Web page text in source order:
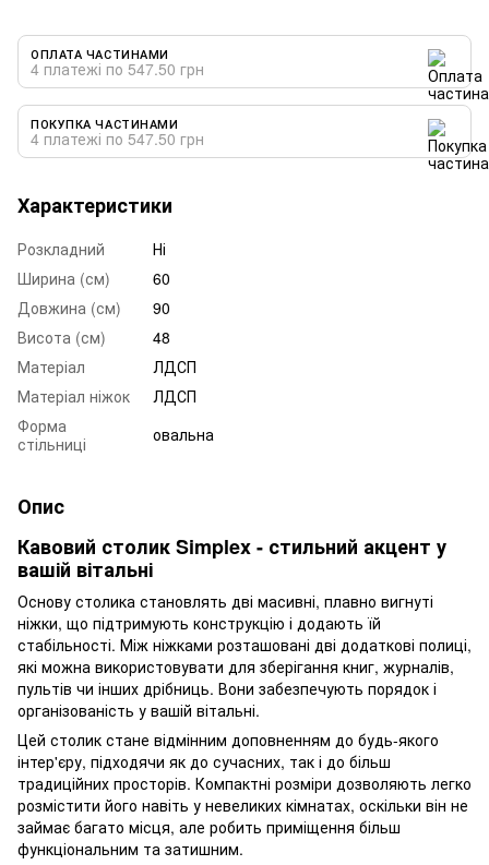
ОПЛАТА ЧАСТИНАМИ
4 платежі по 547.50 грн
ПОКУПКА ЧАСТИНАМИ
4 платежі по 547.50 грн
Характеристики
Розкладний
Ні
Ширина (см)
60
Довжина (см)
90
Висота (см)
48
Матеріал
ЛДСП
Матеріал ніжок
ЛДСП
Форма
стільниці
овальна
Опис
Кавовий столик Simplex - стильний акцент у
вашій вітальні
Основу столика становлять дві масивні, плавно вигнуті
ніжки, що підтримують конструкцію і додають їй
стабільності. Між ніжками розташовані дві додаткові полиці,
які можна використовувати для зберігання книг, журналів,
пультів чи інших дрібниць. Вони забезпечують порядок і
організованість у вашій вітальні.
Цей столик стане відмінним доповненням до будь-якого
інтер'єру, підходячи як до сучасних, так і до більш
традиційних просторів. Компактні розміри дозволяють легко
розмістити його навіть у невеликих кімнатах, оскільки він не
займає багато місця, але робить приміщення більш
функціональним та затишним.